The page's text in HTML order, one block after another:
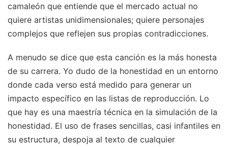
camaleón que entiende que el mercado actual no
quiere artistas unidimensionales; quiere personajes
complejos que reflejen sus propias contradicciones.
A menudo se dice que esta canción es la más honesta
de su carrera. Yo dudo de la honestidad en un entorno
donde cada verso está medido para generar un
impacto específico en las listas de reproducción. Lo
que hay es una maestría técnica en la simulación de la
honestidad. El uso de frases sencillas, casi infantiles en
su estructura, despoja al texto de cualquier